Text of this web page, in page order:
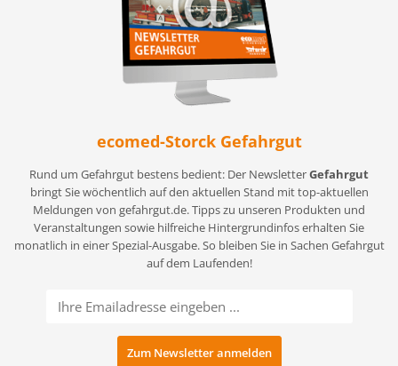
ecomed-Storck Gefahrgut
Rund um Gefahrgut bestens bedient: Der NewsletterGefahrgut
bringt Sie wöchentlich auf den aktuellen Stand mit top-aktuellen
Meldungen von gefahrgut.de. Tipps zu unseren Produkten und
Veranstaltungen sowie hilfreiche Hintergrundinfos erhalten Sie
monatlich in einer Spezial-Ausgabe. So bleiben Sie in Sachen Gefahrgut
auf dem Laufenden!